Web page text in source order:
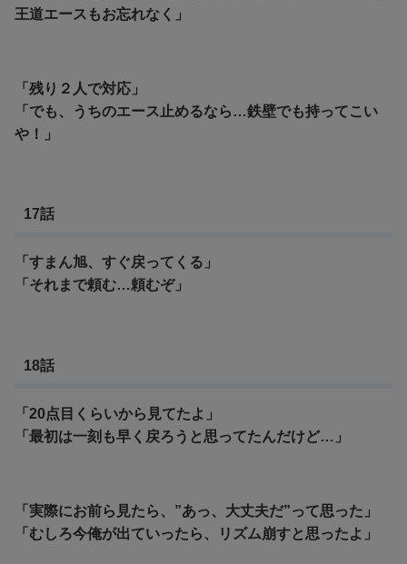
王道エースもお忘れなく」
「残り２人で対応」
「でも、うちのエース止めるなら…鉄壁でも持ってこい
や！」
17話
「すまん旭、すぐ戻ってくる」
「それまで頼む…頼むぞ」
18話
「20点目くらいから見てたよ」
「最初は一刻も早く戻ろうと思ってたんだけど…」
「実際にお前ら見たら、”あっ、大丈夫だ”って思った」
「むしろ今俺が出ていったら、リズム崩すと思ったよ」